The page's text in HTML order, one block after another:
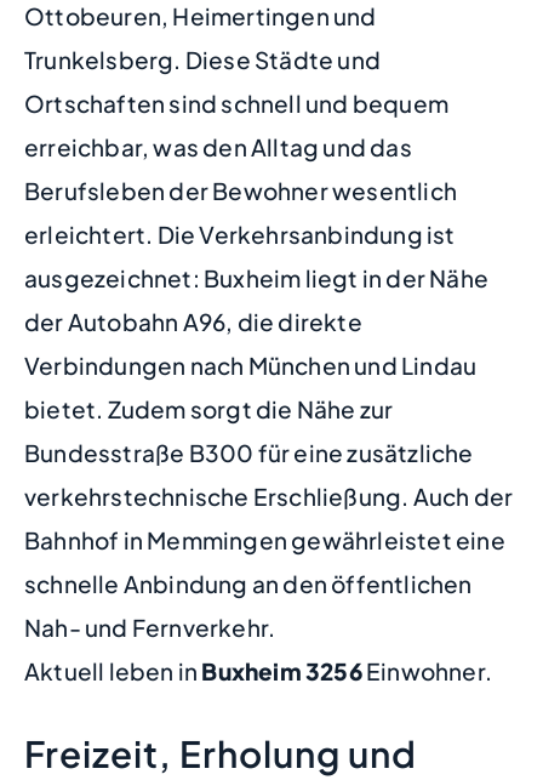
Ottobeuren, Heimertingen und
Trunkelsberg. Diese Städte und
Ortschaften sind schnell und bequem
erreichbar, was den Alltag und das
Berufsleben der Bewohner wesentlich
erleichtert. Die Verkehrsanbindung ist
ausgezeichnet: Buxheim liegt in der Nähe
der Autobahn A96, die direkte
Verbindungen nach München und Lindau
bietet. Zudem sorgt die Nähe zur
Bundesstraße B300 für eine zusätzliche
verkehrstechnische Erschließung. Auch der
Bahnhof in Memmingen gewährleistet eine
schnelle Anbindung an den öffentlichen
Nah- und Fernverkehr.
Aktuell leben in Buxheim3256Einwohner.
Freizeit, Erholung und